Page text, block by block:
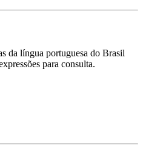
da língua portuguesa do Brasil
para consulta.